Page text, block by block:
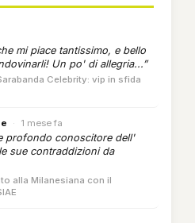
mi piace tantissimo, e bello
Un po' di allegria...”
Celebrity: vip in sfida
· 1 mese fa
profondo conoscitore dell'
sue contraddizioni da
alla Milanesiana con il